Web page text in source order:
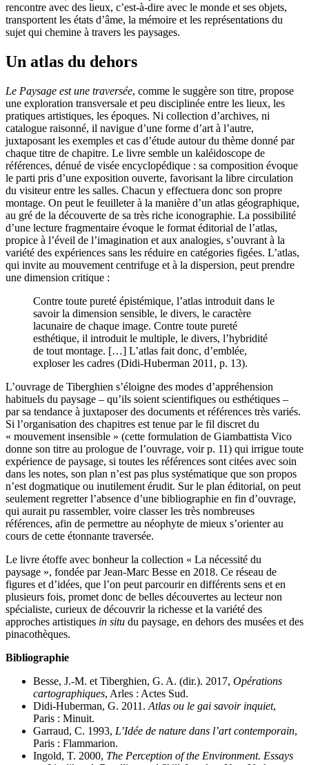
rencontre avec des lieux, c’est-à-dire avec le monde et ses objets,
transportent les états d’âme, la mémoire et les représentations du
sujet qui chemine à travers les paysages.
Un atlas du dehors
Le Paysage est une traversée, comme le suggère son titre, propose
une exploration transversale et peu disciplinée entre les lieux, les
pratiques artistiques, les époques. Ni collection d’archives, ni
catalogue raisonné, il navigue d’une forme d’art à l’autre,
juxtaposant les exemples et cas d’étude autour du thème donné par
chaque titre de chapitre. Le livre semble un kaléidoscope de
références, dénué de visée encyclopédique : sa composition évoque
le parti pris d’une exposition ouverte, favorisant la libre circulation
du visiteur entre les salles. Chacun y effectuera donc son propre
montage. On peut le feuilleter à la manière d’un atlas géographique,
au gré de la découverte de sa très riche iconographie. La possibilité
d’une lecture fragmentaire évoque le format éditorial de l’atlas,
propice à l’éveil de l’imagination et aux analogies, s’ouvrant à la
variété des expériences sans les réduire en catégories figées. L’atlas,
qui invite au mouvement centrifuge et à la dispersion, peut prendre
une dimension critique :
Contre toute pureté épistémique, l’atlas introduit dans le
savoir la dimension sensible, le divers, le caractère
lacunaire de chaque image. Contre toute pureté
esthétique, il introduit le multiple, le divers, l’hybridité
de tout montage. […] L’atlas fait donc, d’emblée,
exploser les cadres (Didi-Huberman 2011, p. 13).
L’ouvrage de Tiberghien s’éloigne des modes d’appréhension
habituels du paysage – qu’ils soient scientifiques ou esthétiques –
par sa tendance à juxtaposer des documents et références très variés.
Si l’organisation des chapitres est tenue par le fil discret du
« mouvement insensible » (cette formulation de Giambattista Vico
donne son titre au prologue de l’ouvrage, voir p. 11) qui irrigue toute
expérience de paysage, si toutes les références sont citées avec soin
dans les notes, son plan n’est pas plus systématique que son propos
n’est dogmatique ou inutilement érudit. Sur le plan éditorial, on peut
seulement regretter l’absence d’une bibliographie en fin d’ouvrage,
qui aurait pu rassembler, voire classer les très nombreuses
références, afin de permettre au néophyte de mieux s’orienter au
cours de cette étonnante traversée.
Le livre étoffe avec bonheur la collection « La nécessité du
paysage », fondée par Jean-Marc Besse en 2018. Ce réseau de
figures et d’idées, que l’on peut parcourir en différents sens et en
plusieurs fois, promet donc de belles découvertes au lecteur non
spécialiste, curieux de découvrir la richesse et la variété des
approches artistiques in situ du paysage, en dehors des musées et des
pinacothèques.
Bibliographie
Besse, J.-M. et Tiberghien, G. A. (dir.). 2017, Opérations
cartographiques, Arles : Actes Sud.
Didi-Huberman, G. 2011. Atlas ou le gai savoir inquiet,
Paris : Minuit.
Garraud, C. 1993, L’Idée de nature dans l’art contemporain,
Paris : Flammarion.
Ingold, T. 2000, The Perception of the Environment. Essays